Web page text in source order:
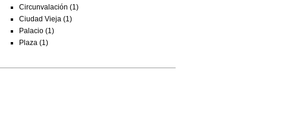
Circunvalación (1)
Ciudad Vieja (1)
Palacio (1)
Plaza (1)